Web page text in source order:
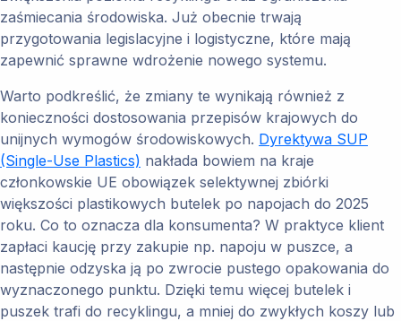
zaśmiecania środowiska. Już obecnie trwają
przygotowania legislacyjne i logistyczne, które mają
zapewnić sprawne wdrożenie nowego systemu.
Warto podkreślić, że zmiany te wynikają również z
konieczności dostosowania przepisów krajowych do
unijnych wymogów środowiskowych. Dyrektywa SUP
(Single-Use Plastics) nakłada bowiem na kraje
członkowskie UE obowiązek selektywnej zbiórki
większości plastikowych butelek po napojach do 2025
roku. Co to oznacza dla konsumenta? W praktyce klient
zapłaci kaucję przy zakupie np. napoju w puszce, a
następnie odzyska ją po zwrocie pustego opakowania do
wyznaczonego punktu. Dzięki temu więcej butelek i
puszek trafi do recyklingu, a mniej do zwykłych koszy lub